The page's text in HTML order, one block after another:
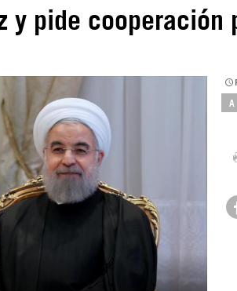
c/hispantv
+98 921 79 29 404
Nexolatino.Canal
y pide cooperación
A